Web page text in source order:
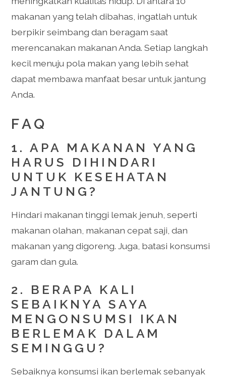
makanan yang telah dibahas, ingatlah untuk
berpikir seimbang dan beragam saat
merencanakan makanan Anda. Setiap langkah
kecil menuju pola makan yang lebih sehat
dapat membawa manfaat besar untuk jantung
Anda.
FAQ
1. APA MAKANAN YANG
HARUS DIHINDARI
UNTUK KESEHATAN
JANTUNG?
Hindari makanan tinggi lemak jenuh, seperti
makanan olahan, makanan cepat saji, dan
makanan yang digoreng. Juga, batasi konsumsi
garam dan gula.
2. BERAPA KALI
SEBAIKNYA SAYA
MENGONSUMSI IKAN
BERLEMAK DALAM
SEMINGGU?
Sebaiknya konsumsi ikan berlemak sebanyak